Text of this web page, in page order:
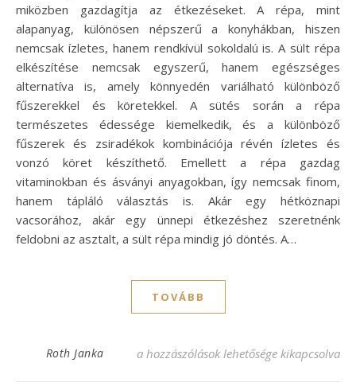
miközben gazdagítja az étkezéseket. A répa, mint
alapanyag, különösen népszerű a konyhákban, hiszen
nemcsak ízletes, hanem rendkívül sokoldalú is. A sült répa
elkészítése nemcsak egyszerű, hanem egészséges
alternatíva is, amely könnyedén variálható különböző
fűszerekkel és köretekkel. A sütés során a répa
természetes édessége kiemelkedik, és a különböző
fűszerek és zsiradékok kombinációja révén ízletes és
vonzó köret készíthető. Emellett a répa gazdag
vitaminokban és ásványi anyagokban, így nemcsak finom,
hanem tápláló választás is. Akár egy hétköznapi
vacsorához, akár egy ünnepi étkezéshez szeretnénk
feldobni az asztalt, a sült répa mindig jó döntés. A…
TOVÁBB
Roth Janka Sült répa recept: Egyszerű és ízletes köret
a hozzászólások lehetősége kikapcsolva